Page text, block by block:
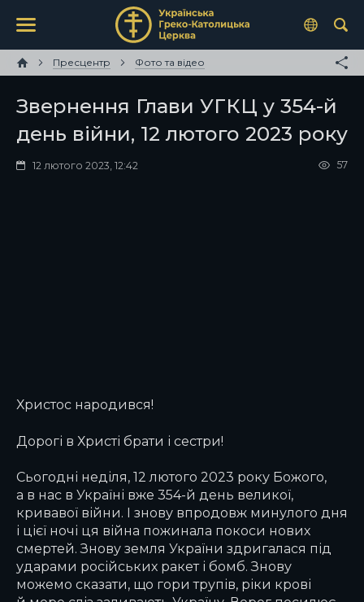
Пресцентр Фото та відео
Звернення Глави УГКЦ у 354-й
день війни, 12 лютого 2023 року
12 лютого 2023, 12:42 57
Христос народився!
Дорогі в Христі брати і сестри!
Сьогодні неділя, 12 лютого 2023 року Божого,
а в нас в Україні вже 354-й день великої,
кривавої війни. І знову впродовж минулого дня
і цієї ночі ця війна пожинала покоси нових
смертей. Знову земля України здригалася під
ударами російських ракет і бомб. Знову
можемо сказати, що гори трупів, ріки крові